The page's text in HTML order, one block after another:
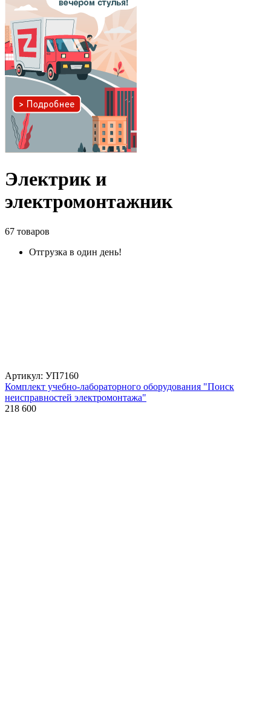
Электрик и
электромонтажник
67 товаров
Отгрузка в один день!
Артикул: УП7160
Комплект учебно-лабораторного оборудования "Поиск
неисправностей электромонтажа"
218 600